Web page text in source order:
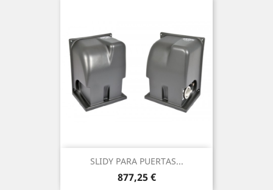
SLIDY PARA PUERTAS...
Precio
877,25 €